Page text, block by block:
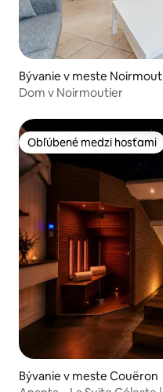
Bývanie v meste
Dom v Noirmoutier
Obľúbené medzi hosťami
Obľúbené medzi hosťami
Bývanie v meste Couëron